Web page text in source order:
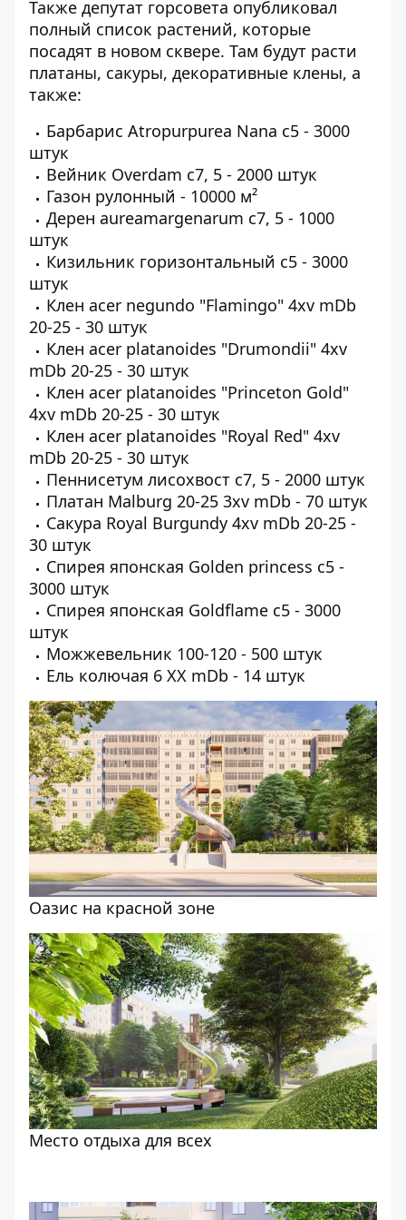
Также депутат горсовета опубликовал
полный список растений, которые
посадят в новом сквере. Там будут расти
платаны, сакуры, декоративные клены, а
также:
Барбарис Atropurpurea Nana c5 - 3000
штук
Вейник Overdam c7, 5 - 2000 штук
Газон рулонный - 10000 м²
Дерен aureamargenarum c7, 5 - 1000
штук
Кизильник горизонтальный c5 - 3000
штук
Клен acer negundo "Flamingo" 4xv mDb
20-25 - 30 штук
Клен acer platanoides "Drumondii" 4xv
mDb 20-25 - 30 штук
Клен acer platanoides "Princeton Gold"
4xv mDb 20-25 - 30 штук
Клен acer platanoides "Royal Red" 4xv
mDb 20-25 - 30 штук
Пеннисетум лисохвост c7, 5 - 2000 штук
Платан Malburg 20-25 3xv mDb - 70 штук
Сакура Royal Burgundy 4xv mDb 20-25 -
30 штук
Спирея японская Golden princess c5 -
3000 штук
Спирея японская Goldflame c5 - 3000
штук
Можжевельник 100-120 - 500 штук
Ель колючая 6 XX mDb - 14 штук
Оазис на красной зоне
Место отдыха для всех